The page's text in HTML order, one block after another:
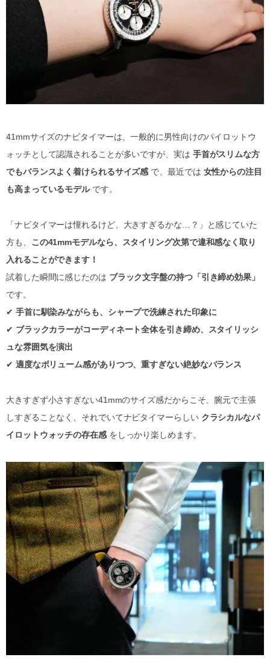
41mmサイズのナビタイマーは、一般的に男性向けのパイロットウ
ォッチとして認識されることが多いですが、実は 手首がスリムな方
でもバランスよく着けられるサイズ感 で、最近では 女性からの注目
も高まっているモデルです。
「ナビタイマーは憧れるけど、大きすぎるかな…？」と感じていた
方も、 この41mmモデルなら、スタイリング次第で違和感なく取り
入れることができます！
試着した瞬間に感じたのは ブラック文字盤の持つ「引き締め効果」
です。
✔ 手首に馴染みながらも、シャープで洗練された印象に
✔ ブラックカラーがコーディネート全体を引き締め、スタイリッシ
ュな雰囲気を演出
✔ 適度なボリューム感がありつつ、重すぎない絶妙なバランス
大きすぎず小さすぎない41mmのサイズ感だからこそ、腕元で主張
しすぎることなく、それでいてナビタイマーらしい クラシカルなパ
イロットウォッチの存在感をしっかり楽しめます。